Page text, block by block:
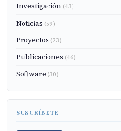
Investigación (43)
Noticias (59)
Proyectos (23)
Publicaciones (46)
Software (30)
SUSCRÍBETE